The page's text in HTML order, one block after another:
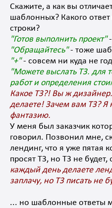
Скажите, а как вы
шаблонных? Какого
строки?
"Готов выполнить проект"-
"Обращайтесь"- тоже
"+"- совсем ни куда не
"Можете выслать ТЗ. для
работ и определения
Какое ТЗ?! Вы ж
делаете! Зачем вам ТЗ? Я
фантазию.
У меня был заказчик
говорил. Позвонил мне,
лендинг, что я уже пятая
просят ТЗ, но ТЗ не будет,
каждый день делаете
заплачу, но ТЗ писать не
... но шаблонные ответы